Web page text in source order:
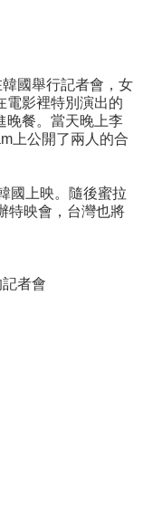
國舉行記者會，女
電影裡特別演出的
晚餐。當天晚上李
上公開了兩人的合
國上映。隨後蜜拉
特映會，台灣也將
者會